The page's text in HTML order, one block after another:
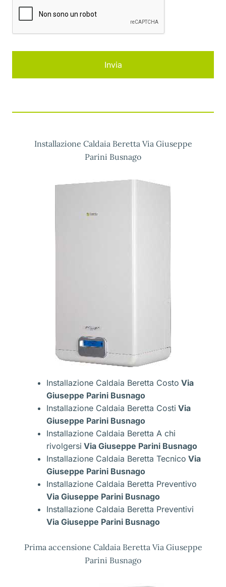
Installazione Caldaia Beretta Via Giuseppe
Parini Busnago
Installazione Caldaia Beretta Costo Via
Giuseppe Parini Busnago
Installazione Caldaia Beretta Costi Via
Giuseppe Parini Busnago
Installazione Caldaia Beretta A chi
rivolgersi Via Giuseppe Parini Busnago
Installazione Caldaia Beretta Tecnico Via
Giuseppe Parini Busnago
Installazione Caldaia Beretta Preventivo
Via Giuseppe Parini Busnago
Installazione Caldaia Beretta Preventivi
Via Giuseppe Parini Busnago
Prima accensione Caldaia Beretta Via Giuseppe
Parini Busnago